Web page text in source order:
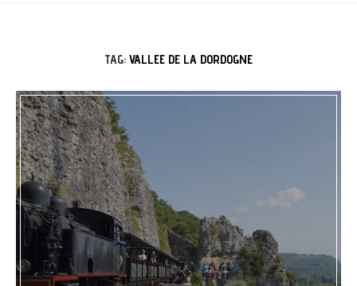
TAG: VALLEE DE LA DORDOGNE